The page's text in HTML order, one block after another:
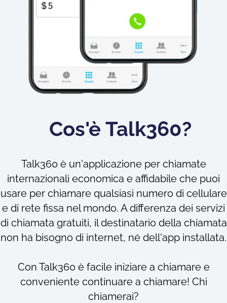
Cos'è Talk360?
Talk360 è un'applicazione per chiamate
internazionali economica e affidabile che puoi
usare per chiamare qualsiasi numero di cellulare
e di rete fissa nel mondo. A differenza dei servizi
di chiamata gratuiti, il destinatario della chiamata
non ha bisogno di internet, né dell'app installata.
Con Talk360 è facile iniziare a chiamare e
conveniente continuare a chiamare! Chi
chiamerai?